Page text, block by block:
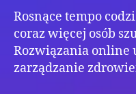
Rosnące tempo
coraz więcej osób
Rozwiązania online
zarządzanie